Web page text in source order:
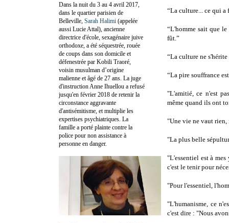
“La culture... ce qui a
“L'homme sait que
fût.”
“La culture ne
“La pire souffrance
"L'amitié, ce n'est
même quand ils ont
"Une vie ne vaut
"La plus belle
"L'essentiel est à
c'est le tenir pour
"Pour l'essentiel,
"L'humanisme, ce
c'est dire : "Nous
Dans la nuit du 3 au 4 avril 2017,
dans le quartier parisien de
Belleville, Sarah Halimi (appelée
aussi Lucie Attal), ancienne
directrice d'école, sexagénaire juive
orthodoxe, a été séquestrée, rouée
de coups dans son domicile et
défenestrée par Kobili Traoré,
voisin musulman d’origine
malienne et âgé de 27 ans. La juge
d'instruction Anne Ihuellou a refusé
jusqu'en février 2018 de retenir la
circonstance aggravante
d'antisémitisme, et multiplie les
expertises psychiatriques. La
famille a porté plainte contre la
police pour non assistance à
personne en danger.